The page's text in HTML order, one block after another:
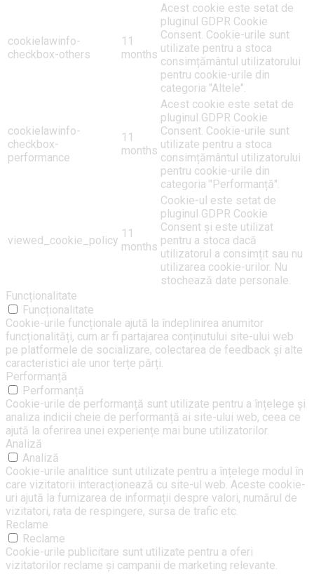
cookielawinfo-
checkbox-others
11
months
Acest cookie este setat de
pluginul GDPR Cookie
Consent. Cookie-urile sunt
utilizate pentru a stoca
consimțământul utilizatorului
pentru cookie-urile din
categoria "Altele".
cookielawinfo-
checkbox-
performance
11
months
Acest cookie este setat de
pluginul GDPR Cookie
Consent. Cookie-urile sunt
utilizate pentru a stoca
consimțământul utilizatorului
pentru cookie-urile din
categoria "Performanță".
viewed_cookie_policy
11
months
Cookie-ul este setat de
pluginul GDPR Cookie
Consent și este utilizat
pentru a stoca dacă
utilizatorul a consimțit sau nu
utilizarea cookie-urilor. Nu
stochează date personale.
Funcționalitate
Funcționalitate
Cookie-urile funcționale ajută la îndeplinirea anumitor
funcționalități, cum ar fi partajarea conținutului site-ului web
pe platformele de socializare, colectarea de feedback și alte
caracteristici ale unor terțe părți.
Performanță
Performanță
Cookie-urile de performanță sunt utilizate pentru a înțelege și
analiza indicii cheie de performanță ai site-ului web, ceea ce
ajută la oferirea unei experiențe mai bune utilizatorilor.
Analiză
Analiză
Cookie-urile analitice sunt utilizate pentru a înțelege modul în
care vizitatorii interacționează cu site-ul web. Aceste cookie-
uri ajută la furnizarea de informații despre valori, numărul de
vizitatori, rata de respingere, sursa de trafic etc.
Reclame
Reclame
Cookie-urile publicitare sunt utilizate pentru a oferi
vizitatorilor reclame și campanii de marketing relevante.